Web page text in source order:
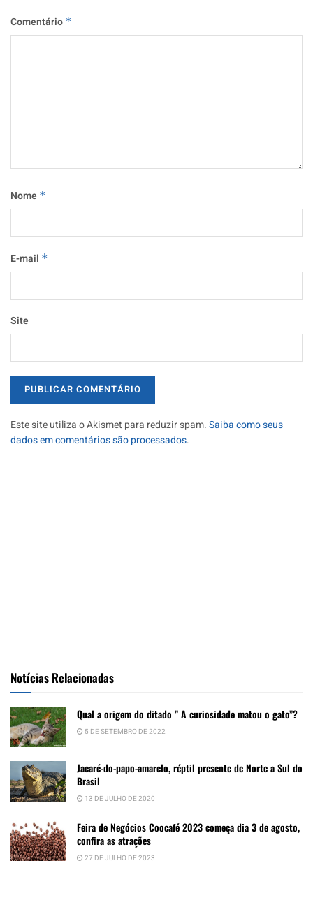
Comentário *
Nome *
E-mail *
Site
Este site utiliza o Akismet para reduzir spam.Saiba como seus
dados em comentários são processados.
Notícias Relacionadas
Qual a origem do ditado ” A curiosidade matou o gato”?
5 DE SETEMBRO DE 2022
Jacaré-do-papo-amarelo, réptil presente de Norte a Sul do
Brasil
13 DE JULHO DE 2020
Feira de Negócios Coocafé 2023 começa dia 3 de agosto,
confira as atrações
27 DE JULHO DE 2023